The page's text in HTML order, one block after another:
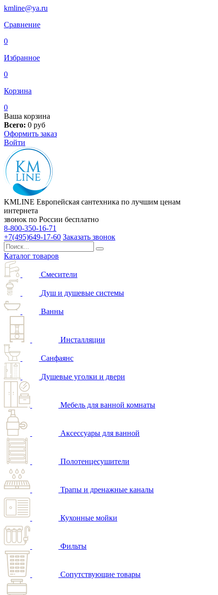
kmline@ya.ru
Сравнение
0
Избранное
0
Корзина
0
Ваша корзина
Всего: 0 руб
Оформить заказ
Войти
KMLINE Европейская сантехника по лучшим ценам
интернета
звонок по России бесплатно
8-800-350-16-71
+7(495)649-17-60 Заказать звонок
Каталог товаров
Смесители
Душ и душевые системы
Ванны
Инсталляции
Санфаянс
Душевые уголки и двери
Мебель для ванной комнаты
Аксессуары для ванной
Полотенцесушители
Трапы и дренажные каналы
Кухонные мойки
Фильты
Сопутствующие товары